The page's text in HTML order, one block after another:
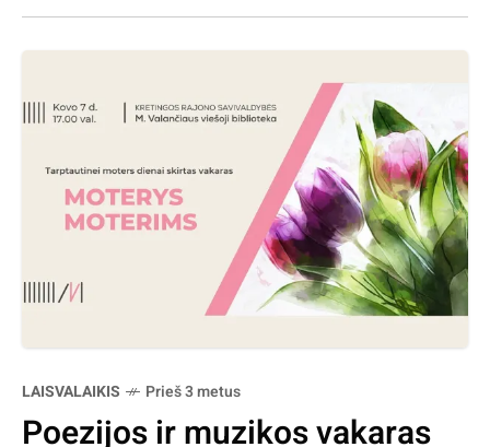
LAISVALAIKIS Prieš 3 metus
Poezijos ir muzikos vakaras